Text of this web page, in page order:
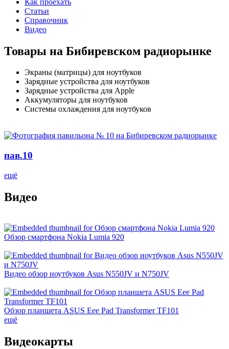
Статьи
Справочник
Видео
Товары на Бибиревском радиорынке
Экраны (матрицы) для ноутбуков
Зарядные устройства для ноутбуков
Зарядные устройства для Apple
Аккумуляторы для ноутбуков
Системы охлаждения для ноутбуков
пав.10
ещё
Видео
Обзор смартфона Nokia Lumia 920
Видео обзор ноутбуков Asus N550JV и N750JV
Обзор планшета ASUS Eee Pad Transformer TF101
ещё
Видеокарты